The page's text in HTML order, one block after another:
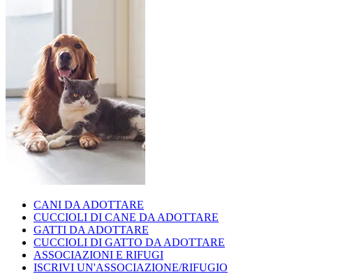
CANI DA ADOTTARE
CUCCIOLI DI CANE DA ADOTTARE
GATTI DA ADOTTARE
CUCCIOLI DI GATTO DA ADOTTARE
ASSOCIAZIONI E RIFUGI
ISCRIVI UN'ASSOCIAZIONE/RIFUGIO